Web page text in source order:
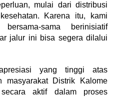
mulai dari distribusi
Karena itu, kami
sama berinisiatif
jalur ini bisa segera dilalui
yang tinggi atas
masyarakat Distrik Kalome
aktif dalam proses